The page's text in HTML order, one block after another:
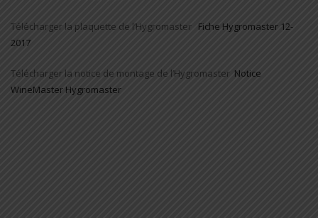
Télécharger la plaquette de l’Hygromaster Fiche Hygromaster 12-
2017
Télécharger la notice de montage de l’Hygromaster Notice
WineMaster Hygromaster